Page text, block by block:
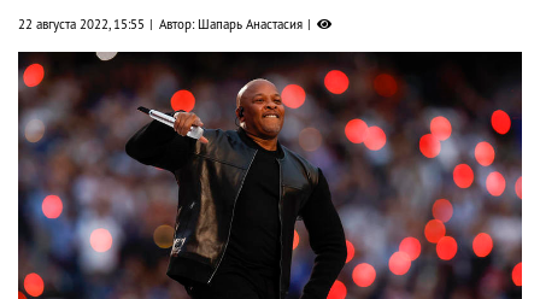
22 августа 2022, 15:55 Автор: Шапарь Анастасия